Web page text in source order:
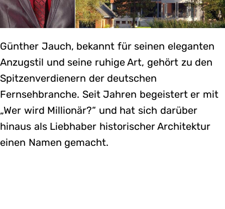
Günther Jauch, bekannt für seinen eleganten
Anzugstil und seine ruhige Art, gehört zu den
Spitzenverdienern der deutschen
Fernsehbranche. Seit Jahren begeistert er mit
„Wer wird Millionär?“ und hat sich darüber
hinaus als Liebhaber historischer Architektur
einen Namen gemacht.